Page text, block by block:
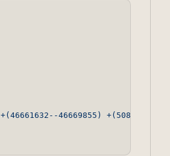
+(46661632--46669855) +(50855936--